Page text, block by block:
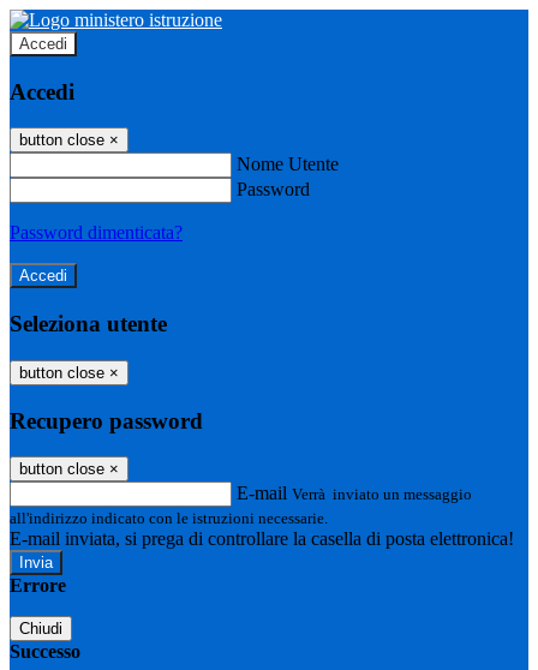
Accedi
Accedi
button close ×
Nome Utente
Password
Password dimenticata?
Seleziona utente
button close ×
Recupero password
button close ×
E-mail Verrà inviato un messaggio
all'indirizzo indicato con le istruzioni necessarie.
E-mail inviata, si prega di controllare la casella di posta elettronica!
Errore
Chiudi
Successo